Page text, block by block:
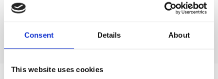
Consent Details About
This website uses cookies
Easy Clean vloerwissersteel
Stoffer en blik met lange